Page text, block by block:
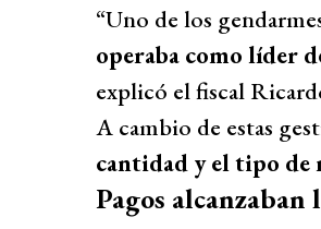
“Uno de los
operaba como líder
explicó el fiscal
A cambio de estas
cantidad y el tipo de
Pagos alcanzaban